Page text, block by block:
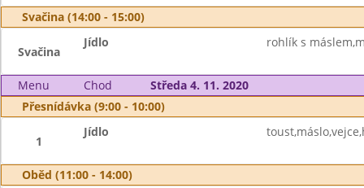
Svačina (14:00 - 15:00)
Svačina
Jídlo rohlík s
Menu Chod
Středa 4. 11. 2020
Přesnídávka (9:00 - 10:00)
1
Jídlo
Oběd (11:00 - 14:00)